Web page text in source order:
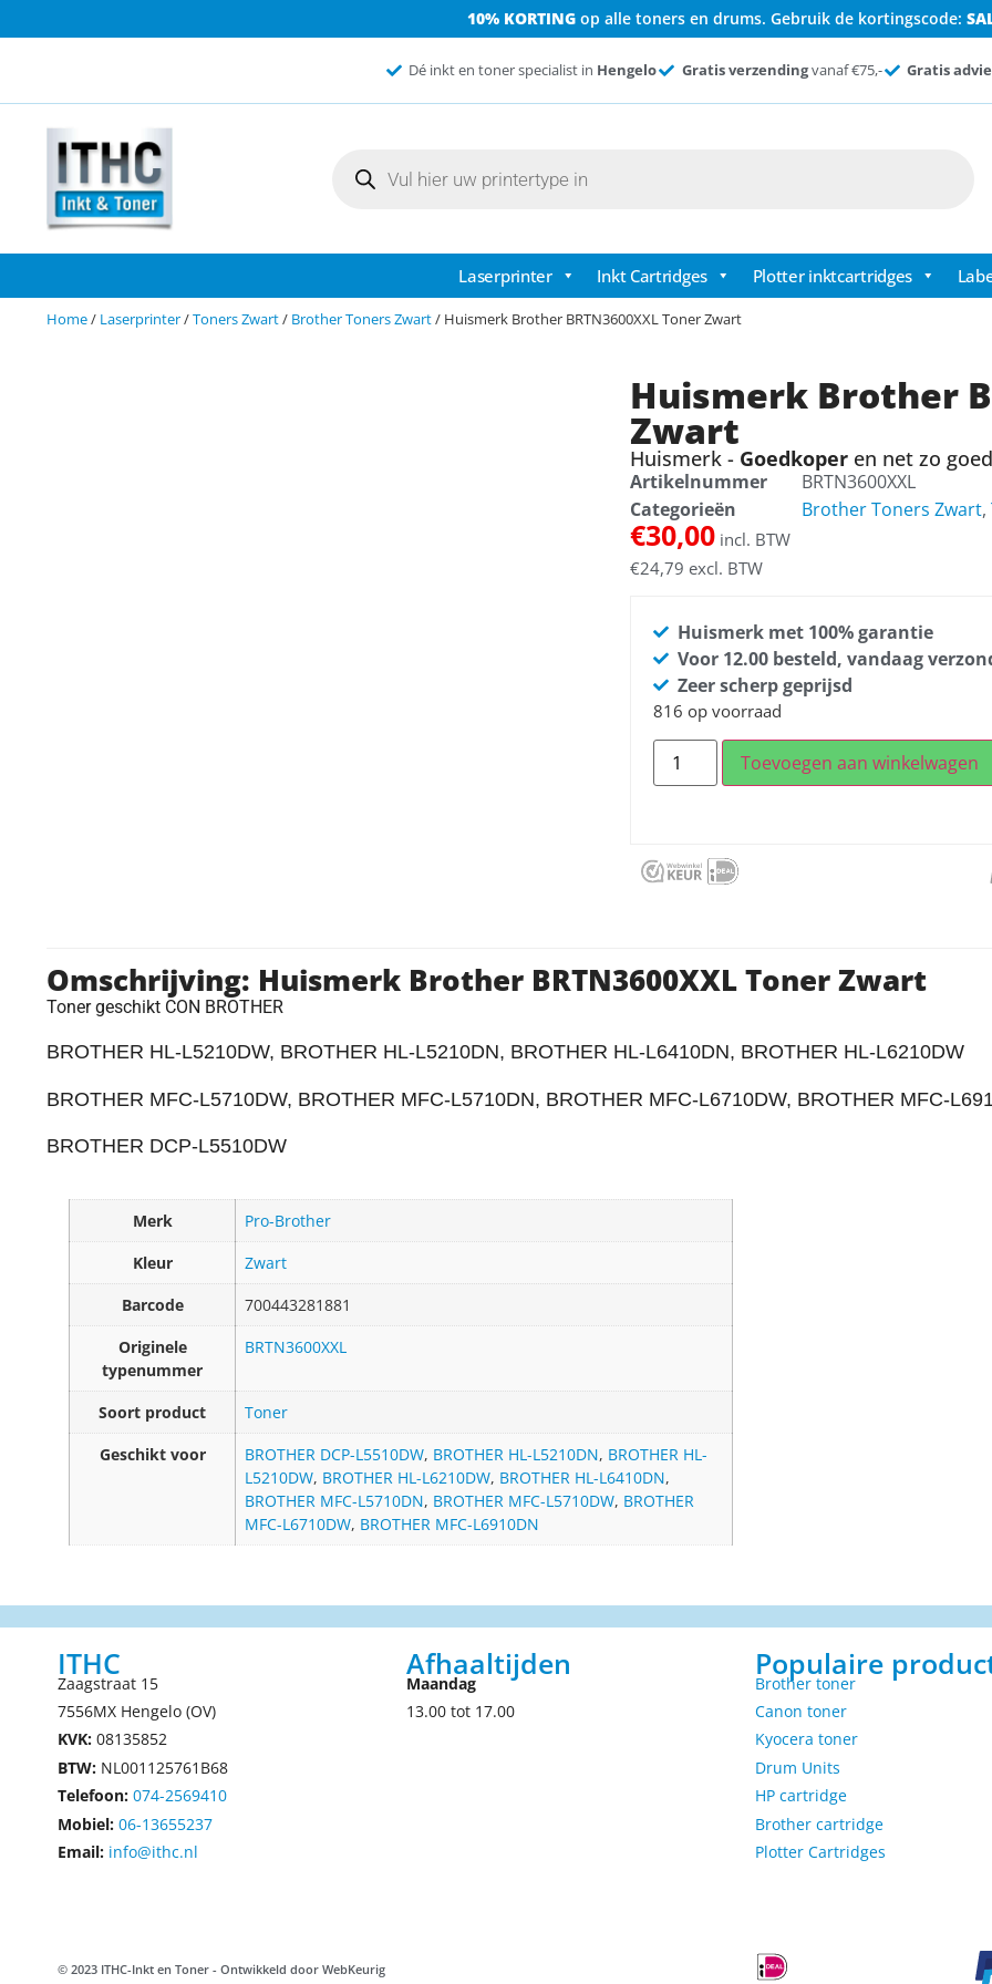
10% KORTINGop alle toners en drums. Gebruik de kortingscode:
Dé inkt en toner specialist in Hengelo Gratis verzendingvanaf €75,- Gratis
Laserprinter Inkt Cartridges Plotter inktcartridges
Home/ Laserprinter/Toners Zwart/ Brother Toners Zwart/ Huismerk Brother BRTN3600XXL Toner Zwart
Huismerk Brother
Zwart
Huismerk - Goedkoperen net zo
Artikelnummer
BRTN3600XXL
Categorieën
Brother Toners Zwart,
€30,00incl. BTW
€24,79 excl. BTW
Huismerk met 100% garantie
Voor 12.00 besteld, vandaag
Zeer scherp geprijsd
816 op voorraad
Toevoegen aan winkelwagen
Omschrijving: Huismerk Brother BRTN3600XXL Toner Zwart
Toner geschikt CON BROTHER
BROTHER HL-L5210DW, BROTHER HL-L5210DN, BROTHER HL-L6410DN, BROTHER HL-L6210DW
BROTHER MFC-L5710DW, BROTHER MFC-L5710DN, BROTHER MFC-L6710DW, BROTHER MFC-
BROTHER DCP-L5510DW
Merk
Pro-Brother
Kleur
Zwart
Barcode
700443281881
Originele
typenummer
BRTN3600XXL
Soort product
Toner
Geschikt voor
BROTHER DCP-L5510DW, BROTHER HL-L5210DN, BROTHER HL-
L5210DW, BROTHER HL-L6210DW, BROTHER HL-L6410DN,
BROTHER MFC-L5710DN, BROTHER MFC-L5710DW, BROTHER
MFC-L6710DW, BROTHER MFC-L6910DN
ITHC
Zaagstraat 15
7556MX Hengelo (OV)
KVK: 08135852
BTW: NL001125761B68
Telefoon: 074-2569410
Mobiel: 06-13655237
Email: info@ithc.nl
Afhaaltijden
Maandag
13.00 tot 17.00
Populaire
Brother toner
Canon toner
Kyocera toner
Drum Units
HP cartridge
Brother cartridge
Plotter Cartridges
© 2023 ITHC-Inkt en Toner - Ontwikkeld door WebKeurig